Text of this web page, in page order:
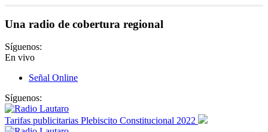
Una radio de cobertura regional
Síguenos:
En vivo
Señal Online
Síguenos:
Tarifas publicitarias Plebiscito Constitucional 2022